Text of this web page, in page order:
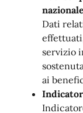
nazionale
Dati
servizio
ai